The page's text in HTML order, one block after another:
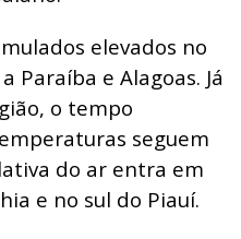
elevados no
Paraíba e Alagoas. Já
o tempo
seguem
do ar entra em
e no sul do Piauí.